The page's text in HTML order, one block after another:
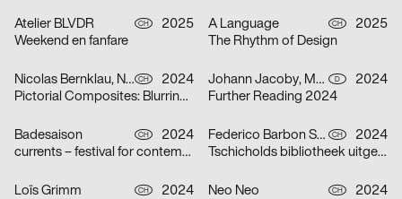
Atelier BLVDR CH
2025
Weekend en fanfare
A Language CH
2025
The Rhythm of Design
Nicolas Bernklau, Nina Flaitz CH
2024
Pictorial Composites: Blurring Boundaries – Ambiguous Realities
Johann Jacoby, Mark van Leeuwen D
2024
Further Reading 2024
Badesaison CH
2024
currents – festival for contemporary music
Federico Barbon Studio CH
2024
Tschicholds bibliotheek uitgepakt
Loïs Grimm CH
2024
Neo Neo CH
2024